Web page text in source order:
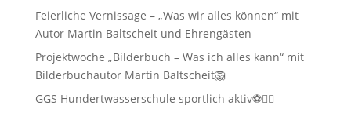
Feierliche Vernissage – „Was wir alles können“ mit
Autor Martin Baltscheit und Ehrengästen
Projektwoche „Bilderbuch – Was ich alles kann“ mit
Bilderbuchautor Martin Baltscheit🦁
GGS Hundertwasserschule sportlich aktiv⚽🏃‍♂️